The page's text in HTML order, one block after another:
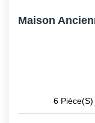
6 Pièce(s)